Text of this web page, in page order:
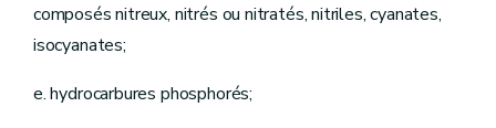
composés nitreux, nitrés ou nitratés, nitriles, cyanates,
isocyanates;
e. hydrocarbures phosphorés;